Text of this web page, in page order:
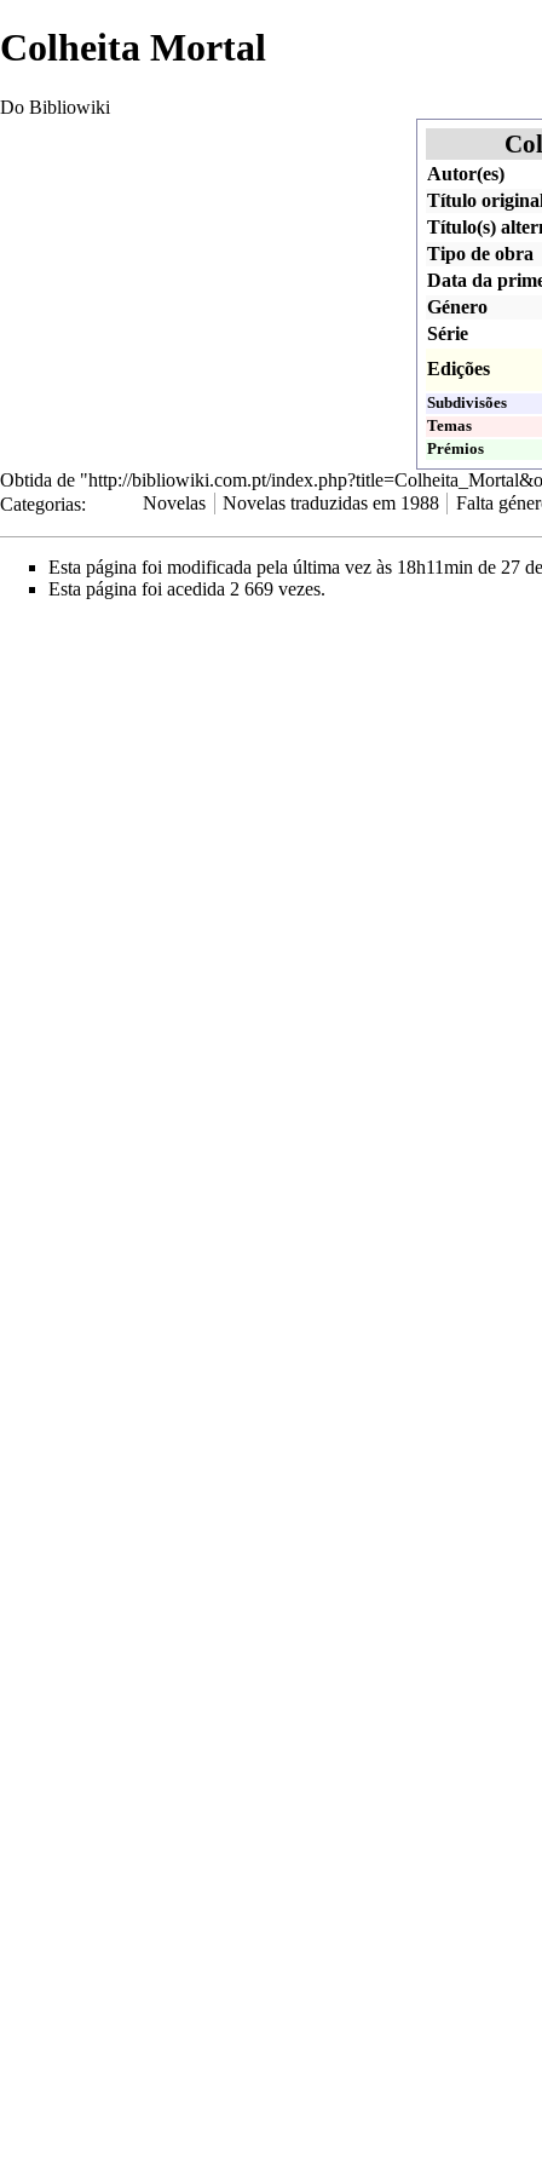
Colheita Mortal
Do Bibliowiki
Autor(es)
Título
Título(s)
Tipo de obra
Data da
Género
Série
Edições
Subdivisões
Temas
Prémios
Obtida de "http://bibliowiki.com.pt/
Categorias: Novelas Novelas traduzidas em 1988 Falta
Esta página foi modificada pela última vez às 18h11min de 27
Esta página foi acedida 2 669 vezes.